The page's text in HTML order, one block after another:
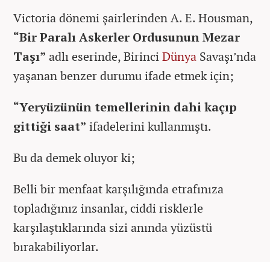
Victoria dönemi şairlerinden A. E. Housman,
“Bir Paralı Askerler Ordusunun Mezar
Taşı” adlı eserinde, BirinciDünya Savaşı’nda
yaşanan benzer durumu ifade etmek için;
“Yeryüzünün temellerinin dahi kaçıp
gittiği saat” ifadelerini kullanmıştı.
Bu da demek oluyor ki;
Belli bir menfaat karşılığında etrafınıza
topladığınız insanlar, ciddi risklerle
karşılaştıklarında sizi anında yüzüstü
bırakabiliyorlar.